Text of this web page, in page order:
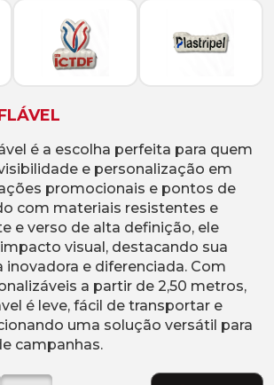
é a escolha perfeita para quem
e personalização em
promocionais e pontos de
com materiais resistentes e
e verso de alta definição, ele
visual, destacando sua
inovadora e diferenciada. Com
a partir de 2,50 metros,
é leve, fácil de transportar e
uma solução versátil para
campanhas.